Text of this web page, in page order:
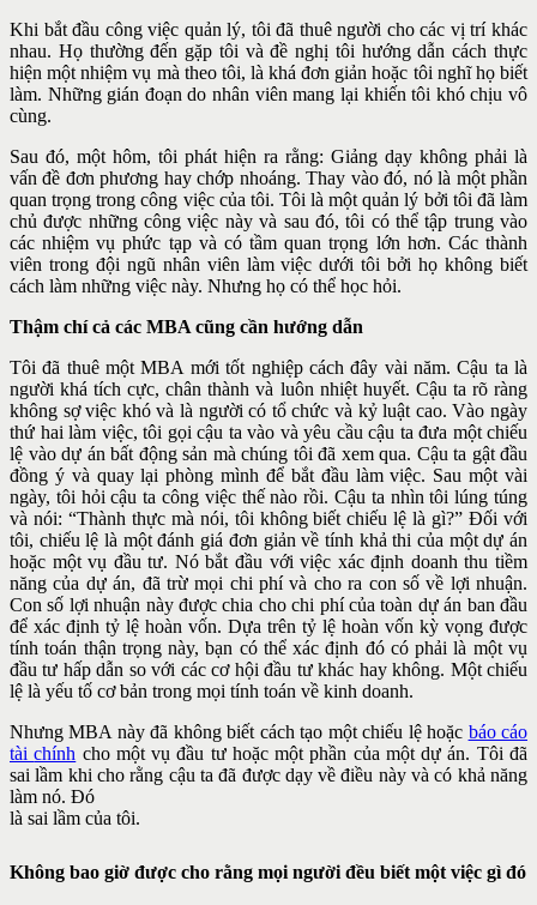
Khi bắt đầu công việc quản lý, tôi đã thuê người cho các vị trí khác
nhau. Họ thường đến gặp tôi và đề nghị tôi hướng dẫn cách thực
hiện một nhiệm vụ mà theo tôi, là khá đơn giản hoặc tôi nghĩ họ biết
làm. Những gián đoạn do nhân viên mang lại khiến tôi khó chịu vô
cùng.
Sau đó, một hôm, tôi phát hiện ra rằng: Giảng dạy không phải là
vấn đề đơn phương hay chớp nhoáng. Thay vào đó, nó là một phần
quan trọng trong công việc của tôi. Tôi là một quản lý bởi tôi đã làm
chủ được những công việc này và sau đó, tôi có thể tập trung vào
các nhiệm vụ phức tạp và có tầm quan trọng lớn hơn. Các thành
viên trong đội ngũ nhân viên làm việc dưới tôi bởi họ không biết
cách làm những việc này. Nhưng họ có thể học hỏi.
Thậm chí cả các MBA cũng cần hướng dẫn
Tôi đã thuê một MBA mới tốt nghiệp cách đây vài năm. Cậu ta là
người khá tích cực, chân thành và luôn nhiệt huyết. Cậu ta rõ ràng
không sợ việc khó và là người có tổ chức và kỷ luật cao. Vào ngày
thứ hai làm việc, tôi gọi cậu ta vào và yêu cầu cậu ta đưa một chiếu
lệ vào dự án bất động sản mà chúng tôi đã xem qua. Cậu ta gật đầu
đồng ý và quay lại phòng mình để bắt đầu làm việc. Sau một vài
ngày, tôi hỏi cậuta công việc thế nào rồi. Cậu ta nhìn tôi lúng túng
và nói: “Thành thực mà nói, tôi không biết chiếu lệ là gì?” Đối với
tôi, chiếu lệ là một đánh giá đơn giản về tính khả thi của một dự án
hoặc một vụ đầu tư. Nó bắt đầu với việc xác định doanh thu tiềm
năng của dự án, đã trừ mọi chi phívà cho ra con số về lợi nhuận.
Con số lợi nhuận này được chia cho chi phí của toàn dự án ban đầu
để xác định tỷ lệ hoàn vốn. Dựa trên tỷ lệ hoàn vốn kỳ vọng được
tính toán thận trọng này, bạn có thể xác định đó có phải là một vụ
đầu tư hấp dẫn so với các cơ hội đầu tư khác haykhông. Một chiếu
lệ là yếu tố cơ bản trong mọi tính toán về kinh doanh.
Nhưng MBA này đã không biết cách tạo một chiếu lệ hoặc báo cáo
tàichính cho một vụ đầu tư hoặc một phần của một dự án. Tôi đã
sai lầm khi cho rằng cậu ta đã được dạy về điều này và có khả năng
làm nó. Đó
là sai lầm của tôi.
Không bao giờ được cho rằng mọi người đều biết một việc gì đó